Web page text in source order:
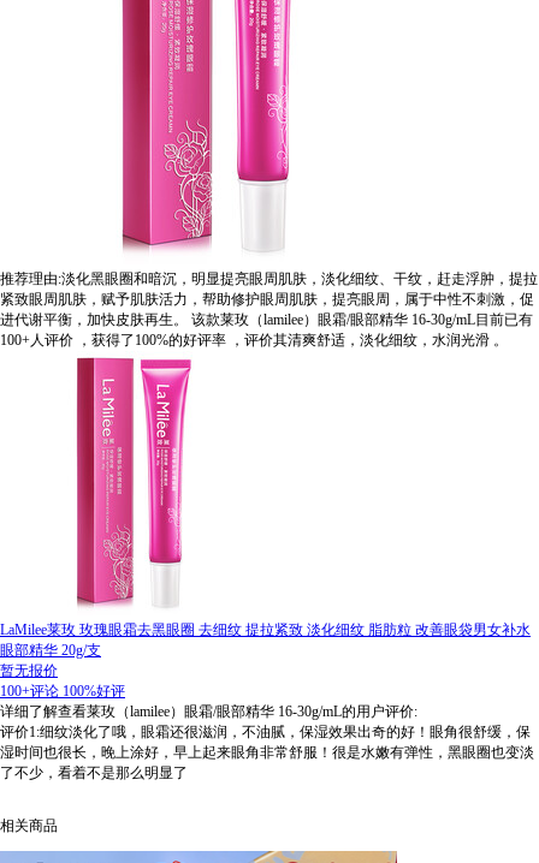
推荐理由:淡化黑眼圈和暗沉，明显提亮眼周肌肤，淡化细纹、干纹，赶走浮肿，提拉
紧致眼周肌肤，赋予肌肤活力，帮助修护眼周肌肤，提亮眼周，属于中性不刺激，促
进代谢平衡，加快皮肤再生。
该款莱玫（lamilee）眼霜/眼部精华 16-30g/mL目前已有
100+人评价 ，获得了100%的好评率 ，评价其清爽舒适，淡化细纹，水润光滑 。
LaMilee莱玫 玫瑰眼霜去黑眼圈 去细纹 提拉紧致 淡化细纹 脂肪粒 改善眼袋男女补水
眼部精华 20g/支
暂无报价
100+评论 100%好评
详细了解查看莱玫（lamilee）眼霜/眼部精华 16-30g/mL的用户评价:
评价1:细纹淡化了哦，眼霜还很滋润，不油腻，保湿效果出奇的好！眼角很舒缓，保
湿时间也很长，晚上涂好，早上起来眼角非常舒服！很是水嫩有弹性，黑眼圈也变淡
了不少，看着不是那么明显了
相关商品